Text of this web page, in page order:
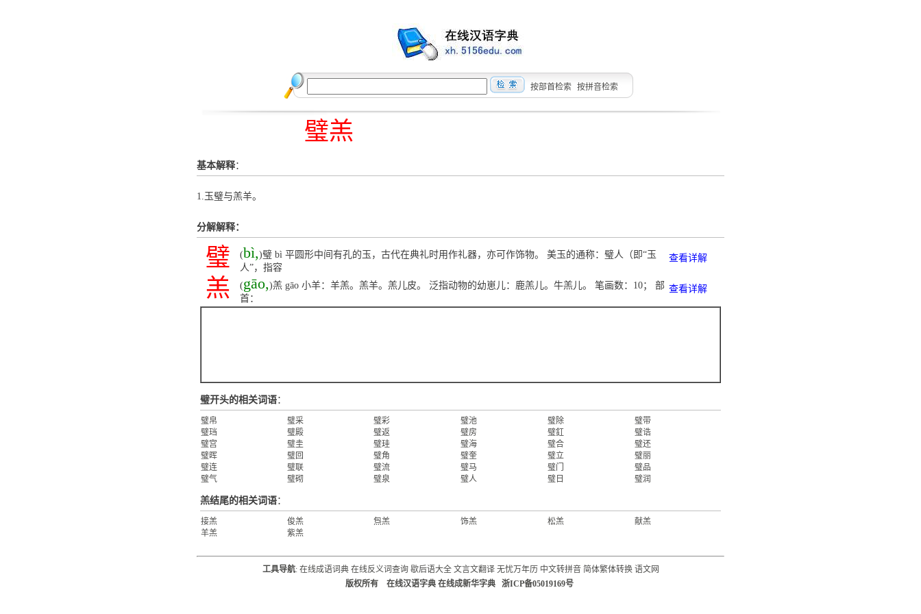
按部首检索 按拼音检索
璧羔
基本解释：
1.玉璧与羔羊。
分解解释：
璧 (bì,)璧 bì 平圆形中间有孔的玉，古代在典礼时用作礼器，亦可作饰物。 美玉的通称：璧人（即“玉
人”，指容
查看详解
羔 (gāo,)羔 gāo 小羊：羊羔。羔羊。羔儿皮。 泛指动物的幼崽儿：鹿羔儿。牛羔儿。 笔画数：10； 部
首：
查看详解
璧开头的相关词语：
璧帛 璧采 璧彩 璧池 璧除
璧带
璧珰
璧殿 璧返 璧房 璧釭
璧诰
璧宫
璧圭 璧珪 璧海 璧合
璧还
璧晖
璧回 璧角 璧奎 璧立
璧丽
璧连
璧联 璧流 璧马 璧门
璧品
璧气
璧砌 璧泉 璧人 璧日 璧润
羔结尾的相关词语：
接羔 俊羔 炰羔 饰羔 松羔
献羔
羊羔
紫羔
工具导航: 在线成语词典 在线反义词查询 歇后语大全 文言文翻译 无忧万年历 中文转拼音 简体繁体转换 语文网
版权所有 在线汉语字典 在线成新华字典 浙ICP备05019169号